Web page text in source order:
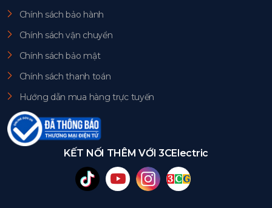
Chính sách bảo hành
Chính sách vận chuyển
Chính sách bảo mật
Chính sách thanh toán
Hướng dẫn mua hàng trực tuyến
KẾT NỐI THÊM VỚI 3CElectric